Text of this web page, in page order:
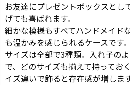
お友達にプレゼントボックスとし
げても喜ばれます。
細かな模様もすべてハンドメイド
も温かみを感じられるケースです。
サイズは全部で3種類。入れ子の
で、どのサイズも揃えて持ってお
イズ違いで飾ると存在感が増します